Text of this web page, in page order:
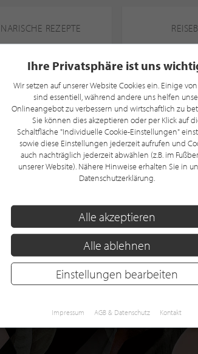
REZEPTE
Bleiben Sie
Newsletter an
Mit der
Ihre Privatsphäre ist uns
Wir setzen auf unserer Website Cookies ein. Einige
sind essentiell, während andere uns helfen
Onlineangebot zu verbessern und wirtschaftlich zu
Sie können dies akzeptieren oder per Klick auf
Schaltfläche "Individuelle Cookie-Einstellungen"
sowie diese Einstellungen jederzeit aufrufen und
auch nachträglich jederzeit abwählen (z.B. im
unserer Website). Nähere Hinweise erhalten Sie in
Datenschutzerklärung.
Alle akzeptieren
Alle ablehnen
Einstellungen bearbeiten
Impressum AGB & Datenschutz Kontakt